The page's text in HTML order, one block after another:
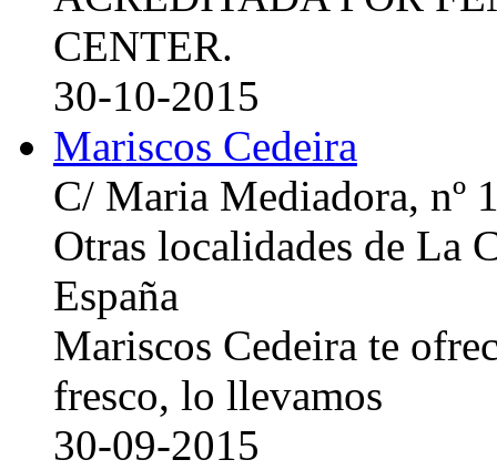
CENTER.
30-10-2015
Mariscos Cedeira
C/ Maria Mediadora, nº
Otras localidades de La
España
Mariscos Cedeira te
fresco, lo llevamos
30-09-2015